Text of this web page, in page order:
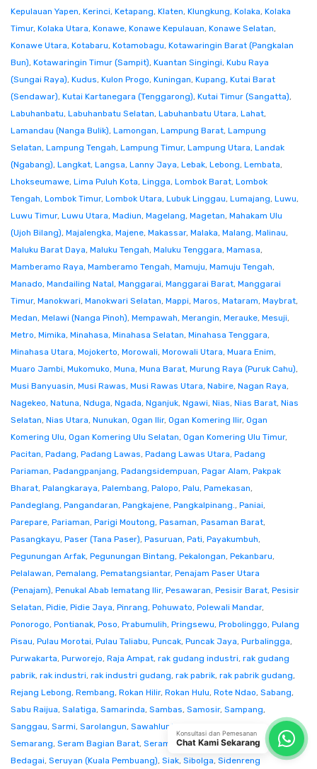
Kepulauan Yapen, Kerinci, Ketapang, Klaten, Klungkung, Kolaka, Kolaka
Timur, Kolaka Utara, Konawe, Konawe Kepulauan, Konawe Selatan,
Konawe Utara, Kotabaru, Kotamobagu, Kotawaringin Barat (Pangkalan
Bun), Kotawaringin Timur (Sampit), Kuantan Singingi, Kubu Raya
(Sungai Raya), Kudus, Kulon Progo, Kuningan, Kupang, Kutai Barat
(Sendawar), Kutai Kartanegara (Tenggarong), Kutai Timur (Sangatta),
Labuhanbatu, Labuhanbatu Selatan, Labuhanbatu Utara, Lahat,
Lamandau (Nanga Bulik), Lamongan, Lampung Barat, Lampung
Selatan, Lampung Tengah, Lampung Timur, Lampung Utara, Landak
(Ngabang), Langkat, Langsa, Lanny Jaya, Lebak, Lebong, Lembata,
Lhokseumawe, Lima Puluh Kota, Lingga, Lombok Barat, Lombok
Tengah, Lombok Timur, Lombok Utara, Lubuk Linggau, Lumajang, Luwu,
Luwu Timur, Luwu Utara, Madiun, Magelang, Magetan, Mahakam Ulu
(Ujoh Bilang), Majalengka, Majene, Makassar, Malaka, Malang, Malinau,
Maluku Barat Daya, Maluku Tengah, Maluku Tenggara, Mamasa,
Mamberamo Raya, Mamberamo Tengah, Mamuju, Mamuju Tengah,
Manado, Mandailing Natal, Manggarai, Manggarai Barat, Manggarai
Timur, Manokwari, Manokwari Selatan, Mappi, Maros, Mataram, Maybrat,
Medan, Melawi (Nanga Pinoh), Mempawah, Merangin, Merauke, Mesuji,
Metro, Mimika, Minahasa, Minahasa Selatan, Minahasa Tenggara,
Minahasa Utara, Mojokerto, Morowali, Morowali Utara, Muara Enim,
Muaro Jambi, Mukomuko, Muna, Muna Barat, Murung Raya (Puruk Cahu),
Musi Banyuasin, Musi Rawas, Musi Rawas Utara, Nabire, Nagan Raya,
Nagekeo, Natuna, Nduga, Ngada, Nganjuk, Ngawi, Nias, Nias Barat, Nias
Selatan, Nias Utara, Nunukan, Ogan Ilir, Ogan Komering Ilir, Ogan
Komering Ulu, Ogan Komering Ulu Selatan, Ogan Komering Ulu Timur,
Pacitan, Padang, Padang Lawas, Padang Lawas Utara, Padang
Pariaman, Padangpanjang, Padangsidempuan, Pagar Alam, Pakpak
Bharat, Palangkaraya, Palembang, Palopo, Palu, Pamekasan,
Pandeglang, Pangandaran, Pangkajene, Pangkalpinang., Paniai,
Parepare, Pariaman, Parigi Moutong, Pasaman, Pasaman Barat,
Pasangkayu, Paser (Tana Paser), Pasuruan, Pati, Payakumbuh,
Pegunungan Arfak, Pegunungan Bintang, Pekalongan, Pekanbaru,
Pelalawan, Pemalang, Pematangsiantar, Penajam Paser Utara
(Penajam), Penukal Abab lematang Ilir, Pesawaran, Pesisir Barat, Pesisir
Selatan, Pidie, Pidie Jaya, Pinrang, Pohuwato, Polewali Mandar,
Ponorogo, Pontianak, Poso, Prabumulih, Pringsewu, Probolinggo, Pulang
Pisau, Pulau Morotai, Pulau Taliabu, Puncak, Puncak Jaya, Purbalingga,
Purwakarta, Purworejo, Raja Ampat, rak gudang industri, rak gudang
pabrik, rak industri, rak industri gudang, rak pabrik, rak pabrik gudang,
Rejang Lebong, Rembang, Rokan Hilir, Rokan Hulu, Rote Ndao, Sabang,
Sabu Raijua, Salatiga, Samarinda, Sambas, Samosir, Sampang,
Sanggau, Sarmi, Sarolangun, Sawahlunto
Semarang, Seram Bagian Barat, Seram Bagian Timur,Serang Serdang
Bedagai, Seruyan (Kuala Pembuang), Siak, Sibolga, Sidenreng
Konsultasi dan Pemesanan
Chat Kami Sekarang